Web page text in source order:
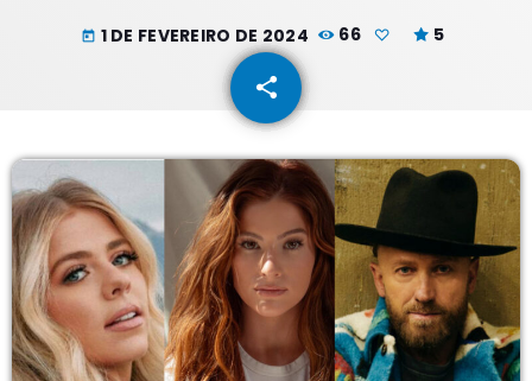
today 1 DE FEVEREIRO DE 2024 66 5
share
email